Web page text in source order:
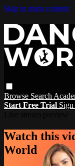
Skip to main content
Browse Search
Start Free Trial
Watch this
World